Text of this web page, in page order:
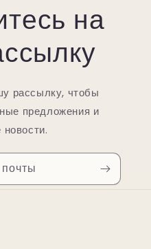
на
рассылку, чтобы
предложения и